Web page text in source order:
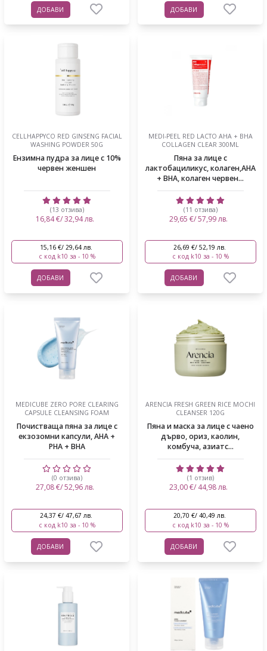
ДОБАВИ ДОБАВИ
CELLHAPPYCO RED GINSENG FACIAL
WASHING POWDER 50G
Ензимна пудра за лице с 10%
червен женшен
(13 отзива)
16,84 €/ 32,94 лв.
15,16 €/ 29,64 лв.
с код k10 за - 10 %
ДОБАВИ
MEDI-PEEL RED LACTO AHA + BHA
COLLAGEN CLEAR 300ML
Пяна за лице с
лактобациликус, колаген,AHA
+ BHA, колаген червен...
(11 отзива)
29,65 €/ 57,99 лв.
26,69 €/ 52,19 лв.
с код k10 за - 10 %
ДОБАВИ
MEDICUBE ZERO PORE CLEARING
CAPSULE CLEANSING FOAM
Почистваща пяна за лице с
екзозомни капсули, AHA +
PHA + BHA
(0 отзива)
27,08 €/ 52,96 лв.
24,37 €/ 47,67 лв.
с код k10 за - 10 %
ДОБАВИ
ARENCIA FRESH GREEN RICE MOCHI
CLEANSER 120G
Пяна и маска за лице с чаено
дърво, ориз, каолин,
комбуча, азиатс...
(1 отзив)
23,00 €/ 44,98 лв.
20,70 €/ 40,49 лв.
с код k10 за - 10 %
ДОБАВИ